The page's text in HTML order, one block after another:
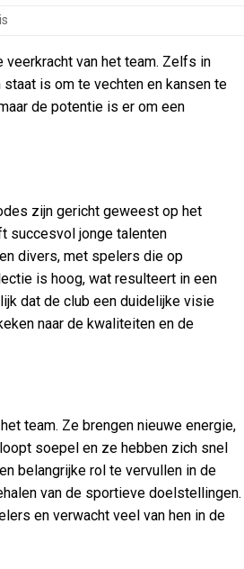
van het team. Zelfs in
is om te vechten en kansen te
de potentie is er om een
zijn gericht geweest op het
succesvol jonge talenten
divers, met spelers die op
is hoog, wat resulteert in een
dat de club een duidelijke visie
naar de kwaliteiten en de
team. Ze brengen nieuwe energie,
soepel en ze hebben zich snel
belangrijke rol te vervullen in de
van de sportieve doelstellingen.
en verwacht veel van hen in de